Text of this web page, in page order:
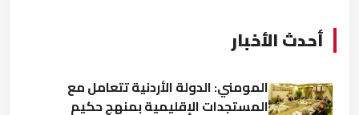
أحدث الأخبار
المومني: الدولة الأردنية تتعامل مع
المستجدات الإقليمية بمنهج حكيم